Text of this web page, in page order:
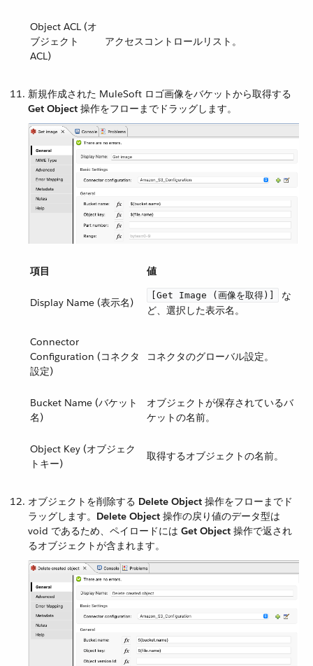
Object ACL (オ
ブジェクト
ACL)
アクセスコントロールリスト。
新規作成された MuleSoft ロゴ画像をバケットから取得する ​
Get Object ​ 操作をフローまでドラッグします。
項目 値
Display Name (表示名)
[Get Image (画像を取得)]
​ な
ど、選択した表示名。
Connector
Configuration (コネクタ
設定)
コネクタのグローバル設定。
Bucket Name (バケット
名)
オブジェクトが保存されているバ
ケットの名前。
Object Key (オブジェク
トキー)
取得するオブジェクトの名前。
オブジェクトを削除する ​ Delete Object ​ 操作をフローまでド
ラッグします。​ Delete Object ​ 操作の戻り値のデータ型は
void であるため、ペイロードには ​ Get Object ​ 操作で返され
るオブジェクトが含まれます。